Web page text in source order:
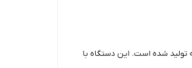
تولید شده است. این دستگاه با